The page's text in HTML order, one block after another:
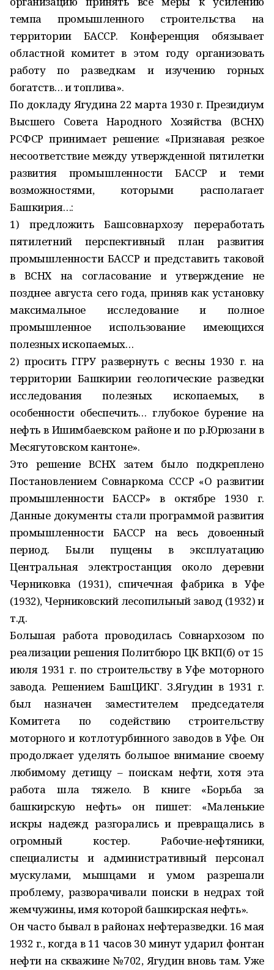
темпа промышленного строительства на
территории БАССР. Конференция обязывает
областной комитет в этом году организовать
работу по разведкам и изучению горных
богатств… и топлива».
По докладу Ягудина 22 марта 1930 г. Президиум
Высшего Совета Народного Хозяйства (ВСНХ)
РСФСР принимает решение: «Признавая резкое
несоответствие между утвержденной пятилетки
развития промышленности БАССР и теми
возможностями, которыми располагает
Башкирия…:
1) предложить Башсовнархозу переработать
пятилетний перспективный план развития
промышленности БАССР и представить таковой
в ВСНХ на согласование и утверждение не
позднее августа сего года, приняв как установку
максимальное исследование и полное
промышленное использование имеющихся
полезных ископаемых…
2) просить ГГРУ развернуть с весны 1930 г. на
территории Башкирии геологические разведки
исследования полезных ископаемых, в
особенности обеспечить… глубокое бурение на
нефть в Ишимбаевском районе и по р.Юрюзани в
Месягутовском кантоне».
Это решение ВСНХ затем было подкреплено
Постановлением Сов­наркома СССР «О развитии
промышленности БАССР» в октябре 1930 г.
Данные документы стали программой развития
промышленности БАССР на весь довоенный
период. Были пущены в эксплуатацию
Центральная электростанция около деревни
Черниковка (1931), спичечная фабрика в Уфе
(1932), Черниковский лесопильный завод (1932) и
т.д.
Большая работа проводилась Совнархозом по
реализации решения Политбюро ЦК ВКП(б) от 15
июля 1931 г. по строительству в Уфе моторного
завода. Решением БашЦИКГ. З.Ягудин в 1931 г.
был назначен заместителем председателя
Комитета по содействию строительству
моторного и котлотурбинного заводов в Уфе. Он
продолжает уделять большое внимание своему
любимому детищу – поискам нефти, хотя эта
работа шла тяжело. В книге «Борьба за
башкирскую нефть» он пишет: «Маленькие
искры надежд разгорались и превращались в
огромный костер. Рабочие-нефтяники,
специалисты и административный персонал
мускулами, мышцами и умом разрешали
проблему, разворачивали поиски в недрах той
жемчужины, имя которой башкирская нефть».
Он часто бывал в районах нефтеразведки. 16 мая
1932 г., когда в 11 часов 30 минут ударил фонтан
нефти на скважине №702, Ягудин вновь там. Уже